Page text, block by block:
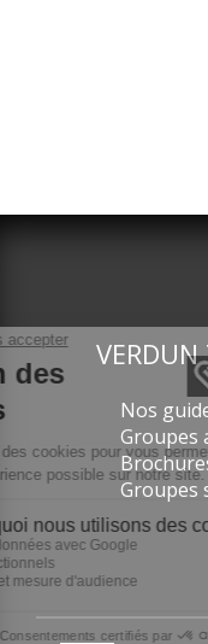
Nos
Groupes
Groupes